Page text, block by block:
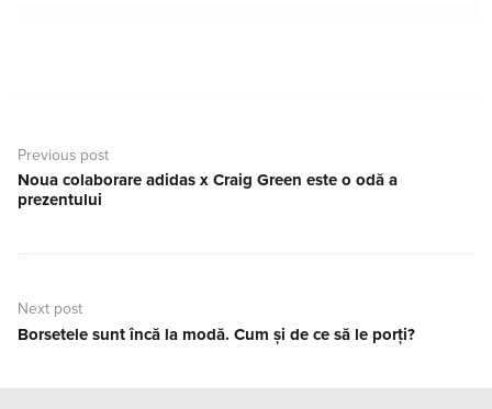
în
articole
Previous post
Previous
post:
Noua colaborare adidas x Craig Green este o odă a
prezentului
Next post
Next
Borsetele sunt încă la modă. Cum și de ce să le porți?